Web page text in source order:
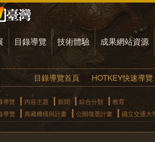
目錄導覽 技術體驗 成果網站資源
目錄導覽首頁 HOTKEY快速導覽
導覽 內容主題 新聞 綜合分類
教育
導覽 典藏機構與計畫 公開徵選計畫 國立交通大